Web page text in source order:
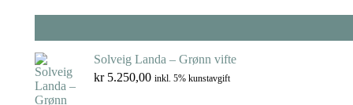
Solveig Landa – Grønn vifte
kr5.250,00 inkl. 5% kunstavgift